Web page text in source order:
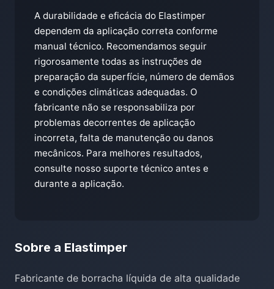
A durabilidade e eficácia do Elastimper
dependem da aplicação correta conforme
manual técnico. Recomendamos seguir
rigorosamente todas as instruções de
preparação da superfície, número de demãos
e condições climáticas adequadas. O
fabricante não se responsabiliza por
problemas decorrentes de aplicação
incorreta, falta de manutenção ou danos
mecânicos. Para melhores resultados,
consulte nosso suporte técnico antes e
durante a aplicação.
Sobre a Elastimper
Fabricante de borracha líquida de alta qualidade